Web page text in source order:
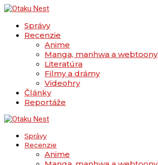
Správy
Recenzie
Anime
Manga, manhwa a webtoony
Literatúra
Filmy a drámy
Videohry
Články
Reportáže
Správy
Recenzie
Anime